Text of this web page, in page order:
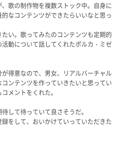
、歌の制作物を複数ストック中。自身に
なコンテンツができたらいいなと思っ
い。歌ってみたのコンテンツも定期的
動について話してくれたポルカ・ミゼ
得意なので、男女、リアルバーチャル
ンテンツを作っていきたいと思ってい
メントをくれた。
して待っていて良さそうだ。
をして、おいかけていっていただきた